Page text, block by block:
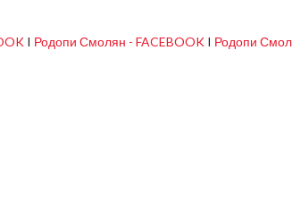
I Родопи Смолян - FACEBOOK I Родопи